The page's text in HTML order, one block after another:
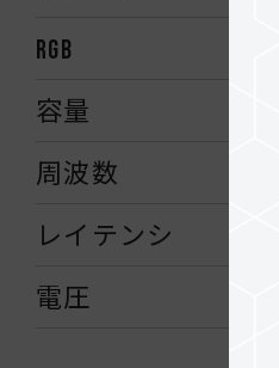
RGB
容量
周波数
レイテンシ
電圧